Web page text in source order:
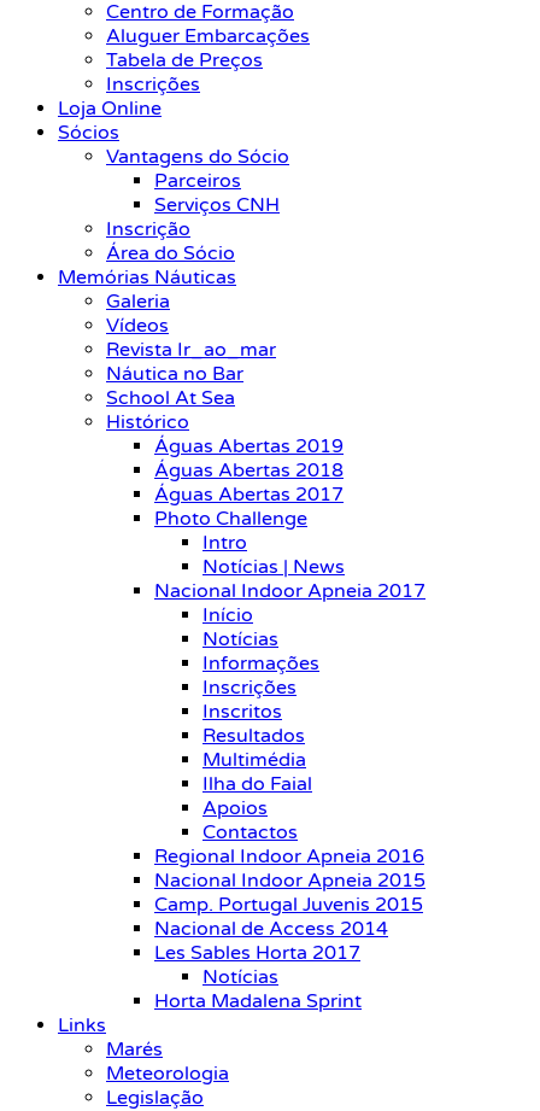
Centro de Formação
Aluguer Embarcações
Tabela de Preços
Inscrições
Loja Online
Sócios
Vantagens do Sócio
Parceiros
Serviços CNH
Inscrição
Área do Sócio
Memórias Náuticas
Galeria
Vídeos
Revista Ir_ao_mar
Náutica no Bar
School At Sea
Histórico
Águas Abertas 2019
Águas Abertas 2018
Águas Abertas 2017
Photo Challenge
Intro
Notícias | News
Nacional Indoor Apneia 2017
Início
Notícias
Informações
Inscrições
Inscritos
Resultados
Multimédia
Ilha do Faial
Apoios
Contactos
Regional Indoor Apneia 2016
Nacional Indoor Apneia 2015
Camp. Portugal Juvenis 2015
Nacional de Access 2014
Les Sables Horta 2017
Notícias
Horta Madalena Sprint
Links
Marés
Meteorologia
Legislação